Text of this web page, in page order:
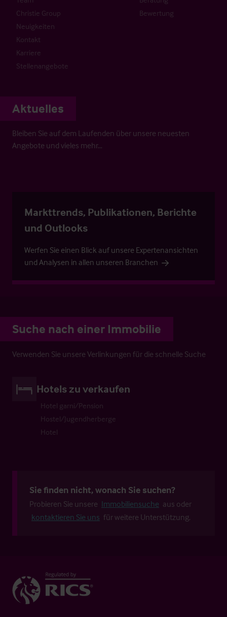
Christie Group
Neuigkeiten
Kontakt
Karriere
Stellenangebote
Bewertung
Aktuelles
Bleiben Sie auf dem Laufenden über unsere neuesten
Angebote und vieles mehr…
Markttrends, Publikationen, Berichte
und Outlooks
Werfen Sie einen Blick auf unsere Expertenansichten
und Analysen in allen unseren Branchen
Suche nach einer Immobilie
Verwenden Sie unsere Verlinkungen für die schnelle Suche
Hotels zu verkaufen
Hotel garni/Pension
Hostel/Jugendherberge
Hotel
Sie finden nicht, wonach Sie suchen?
Probieren Sie unsere Immobiliensuche aus oder
kontaktieren Sie uns für weitere Unterstützung.